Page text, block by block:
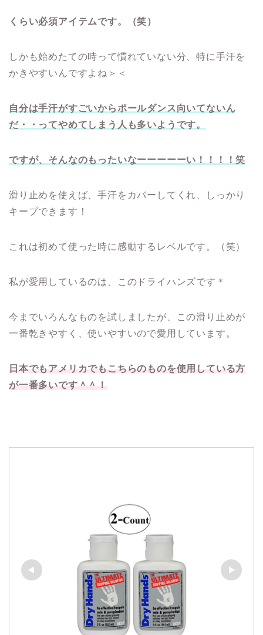
くらい必須アイテムです。 （笑）
しかも始めたての時って慣れていない分、特に手汗を
かきやすいんですよね＞＜
自分は手汗がすごいからポールダンス向いてないん
だ・・ってやめてしまう人も多いようです。
ですが、そんなのもったいなーーーーーい！！！！笑
滑り止めを使えば、手汗をカバーしてくれ、しっかり
キープできます！
これは初めて使った時に感動するレベルです。（笑）
私が愛用しているのは、このドライハンズです＊
今までいろんなものを試しましたが、この滑り止めが
一番乾きやすく、使いやすいので愛用しています。
日本でもアメリカでもこちらのものを使用している方
が一番多いです＾＾！